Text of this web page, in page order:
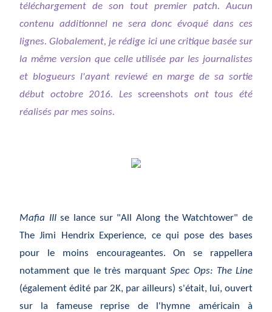
téléchargement de son tout premier patch. Aucun
contenu additionnel ne sera donc évoqué dans ces
lignes. Globalement, je rédige ici une critique basée sur
la même version que celle utilisée par les journalistes
et blogueurs l'ayant reviewé en marge de sa sortie
début octobre 2016. Lesscreenshots ont tous été
réalisés par mes soins.
Mafia IIIse lance sur "All Along the Watchtower" de
The Jimi Hendrix Experience, ce qui pose des bases
pour le moins encourageantes. On se rappellera
notamment que le très marquantSpec Ops: The Line
(également édité par 2K, par ailleurs) s'était, lui, ouvert
sur la fameuse reprise de l'hymne américain à